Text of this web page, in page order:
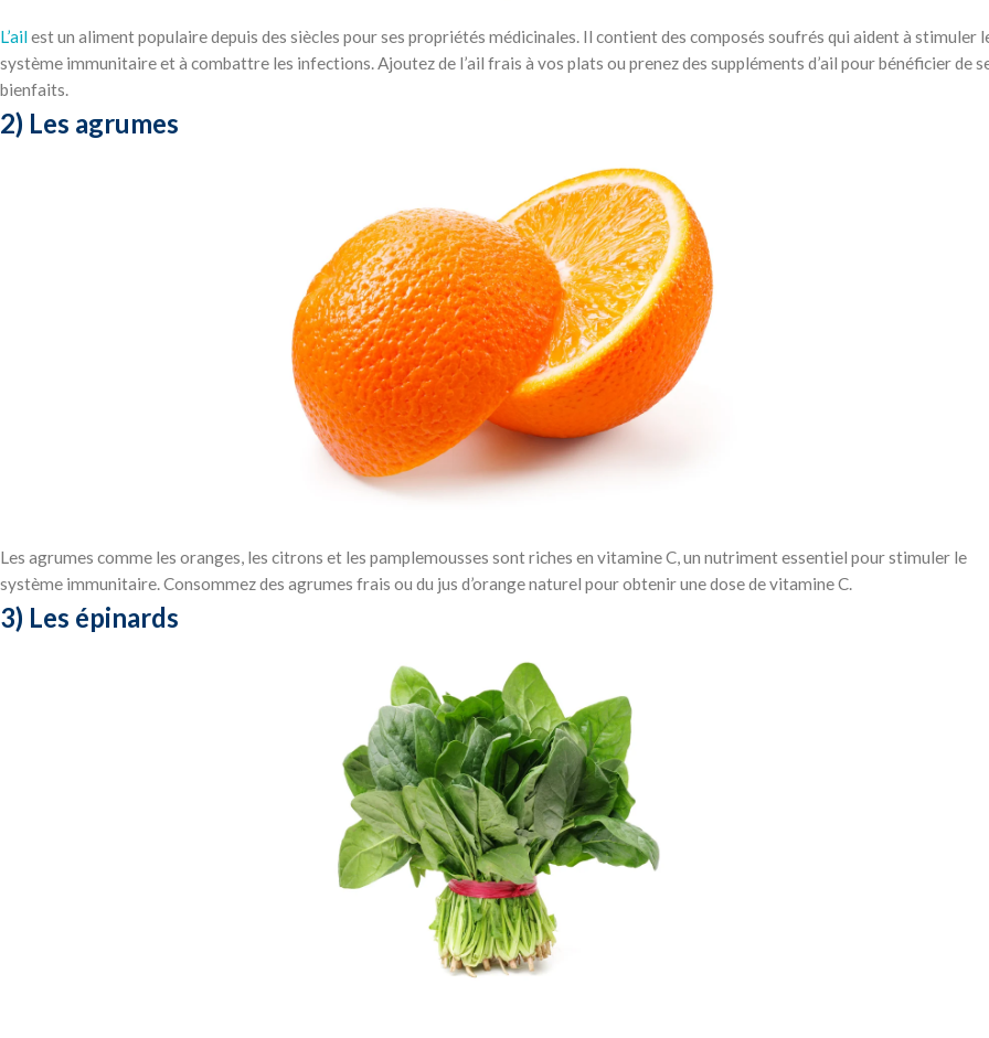
L’ailest un aliment populaire depuis des siècles pour ses propriétés médicinales. Il contient des composés soufrés qui aident à stimuler
système immunitaire et à combattre les infections. Ajoutez de l’ail frais à vos plats ou prenez des suppléments d’ail pour bénéficier de
bienfaits.
2) Les agrumes
Les agrumes comme les oranges, les citrons et les pamplemousses sont riches en vitamine C, un nutriment essentiel pour stimuler le
système immunitaire. Consommez des agrumes frais ou du jus d’orange naturel pour obtenir une dose de vitamine C.
3) Les épinards